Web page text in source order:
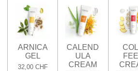
ARNICA
GEL
32,00 CHF
CALEND
ULA
CREAM